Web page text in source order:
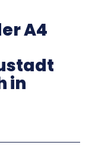
A4
in